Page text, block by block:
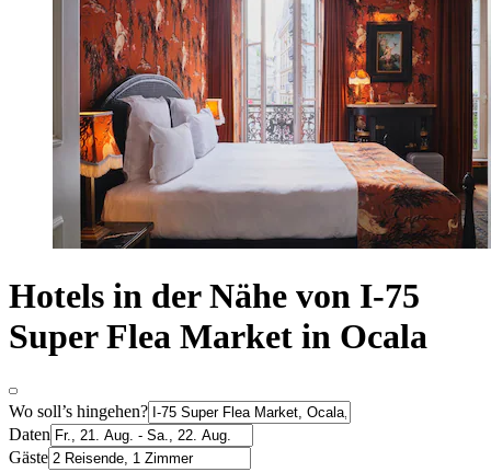
Hotels in der Nähe von I-75
Super Flea Market in Ocala
Wo soll’s hingehen?
Daten
Gäste